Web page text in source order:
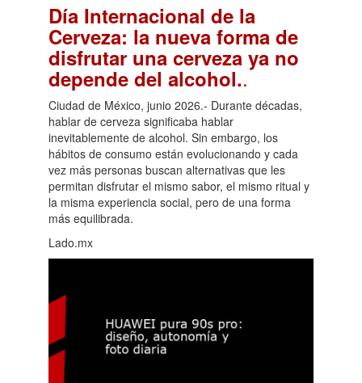
Día Internacional de la
Cerveza: la nueva forma de
disfrutar una cerveza ya no
depende del alcohol..
Ciudad de México, junio 2026.- Durante décadas,
hablar de cerveza significaba hablar
inevitablemente de alcohol. Sin embargo, los
hábitos de consumo están evolucionando y cada
vez más personas buscan alternativas que les
permitan disfrutar el mismo sabor, el mismo ritual y
la misma experiencia social, pero de una forma
más equilibrada.
Lado.mx